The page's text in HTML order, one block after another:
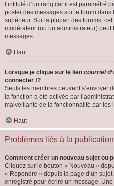
l’intitulé d’un rang car il est paramétré
poster des messages sur le forum
supérieur. Sur la plupart des forums,
modérateur (ou un administrateur)
messages.
Haut
Lorsque je clique sur le lien courriel
connecter !?
Seuls les membres peuvent s’envoyer
la fonction a été activée par
malveillante de la fonctionnalité par les
Haut
Problèmes liés à la
Comment créer un nouveau sujet ou
Cliquez sur le bouton « Nouveau »
« Répondre » depuis la page d’un
enregistré pour écrire un message.